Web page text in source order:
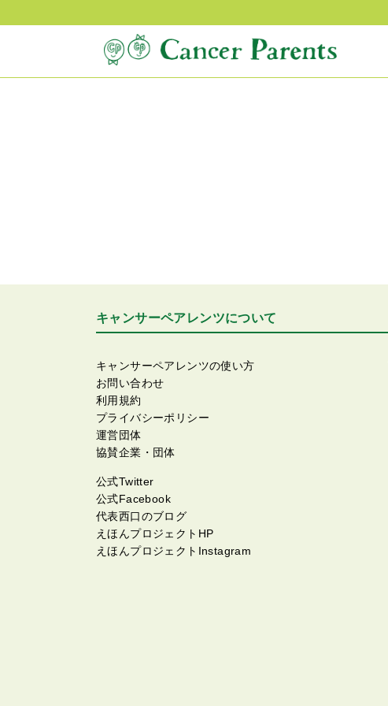
キャンサーペアレンツについて
キャンサーペアレンツの使い方
お問い合わせ
利用規約
プライバシーポリシー
運営団体
協賛企業・団体
公式Twitter
公式Facebook
代表西口のブログ
えほんプロジェクトHP
えほんプロジェクトInstagram